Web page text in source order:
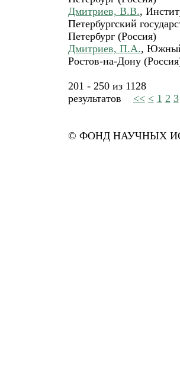
Дмитриев, В.В.,
Петербургский
Петербург (Россия)
Дмитриев, П.А., Южный
Ростов-на-Дону
201 - 250 из 1128
результатов << < 1 2 3
© ФОНД НАУЧНЫХ